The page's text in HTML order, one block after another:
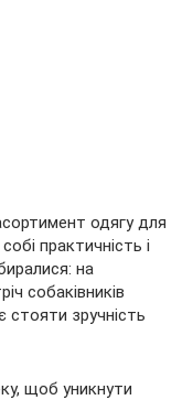
одягу для
практичність і
на
собаківників
стояти зручність
щоб уникнути